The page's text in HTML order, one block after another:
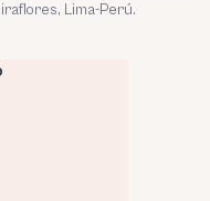
Lima-Perú.